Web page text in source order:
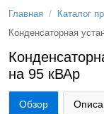
Главная / Каталог
Конденсаторная
на 95 кВАр
Обзор